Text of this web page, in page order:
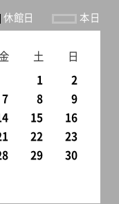
Co.,
4-904845-
休館日 本日
土 日
1
2
7 8
9
15
16
22
23
29
30